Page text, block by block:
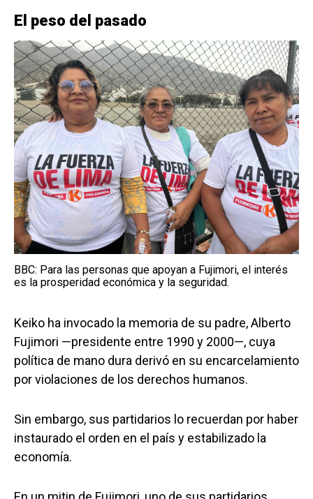
El peso del pasado
BBC: Para las personas que apoyan a Fujimori, el interés
es la prosperidad económica y la seguridad.
Keiko ha invocado la memoria de su padre, Alberto
Fujimori —presidente entre 1990 y 2000—, cuya
política de mano dura derivó en su encarcelamiento
por violaciones de los derechos humanos.
Sin embargo, sus partidarios lo recuerdan por haber
instaurado el orden en el país y estabilizado la
economía.